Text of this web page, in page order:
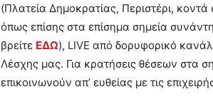
(Πλατεία Δημοκρατίας, Περιστέρι,
όπως επίσης στα επίσημα σημεία
βρείτε ΕΔΩ), LIVE από δορυφορικό
Λέσχης μας. Για κρατήσεις θέσεων στα
επικοινωνούν απ’ ευθείας με τις